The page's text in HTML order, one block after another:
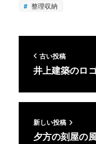
整理収納
古い投稿
井上建築のロ
新しい投稿
夕方の刻屋の